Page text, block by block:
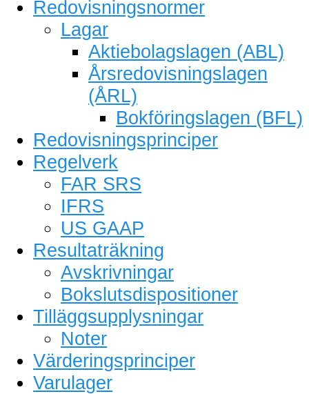
Redovisningsnormer
Lagar
Aktiebolagslagen (ABL)
Årsredovisningslagen
(ÅRL)
Bokföringslagen (BFL)
Redovisningsprinciper
Regelverk
FAR SRS
IFRS
US GAAP
Resultaträkning
Avskrivningar
Bokslutsdispositioner
Tilläggsupplysningar
Noter
Värderingsprinciper
Varulager